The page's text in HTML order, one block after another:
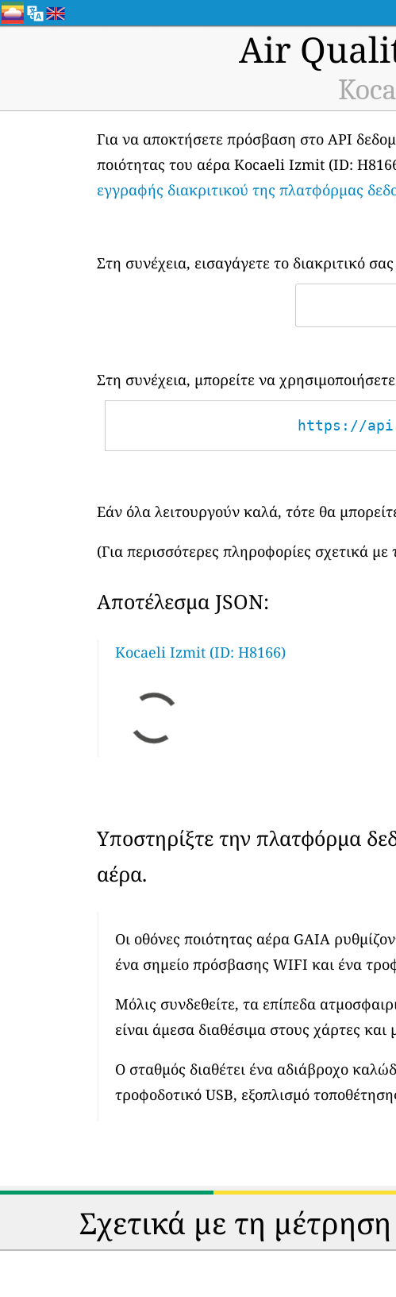
Air
Για να αποκτήσετε πρόσβαση στο API
ποιότητας του αέρα Kocaeli Izmit (ID:
εγγραφής διακριτικού της πλατφόρμας
Στη συνέχεια, εισαγάγετε το διακριτικό
Στη συνέχεια, μπορείτε να
https://
Εάν όλα λειτουργούν καλά, τότε θα
(Για περισσότερες πληροφορίες σχετικά με
Αποτέλεσμα JSON:
Kocaeli Izmit (ID: H8166)
Υποστηρίξτε την πλατφόρμα
αέρα.
Οι οθόνες ποιότητας αέρα GAIA
ένα σημείο πρόσβασης WIFI και ένα
Μόλις συνδεθείτε, τα επίπεδα
είναι άμεσα διαθέσιμα στους χάρτες
Ο σταθμός διαθέτει ένα αδιάβροχο
τροφοδοτικό USB, εξοπλισμό
Σχετικά με τη